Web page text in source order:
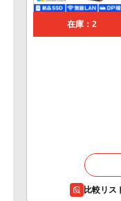
在庫：2
比較リス